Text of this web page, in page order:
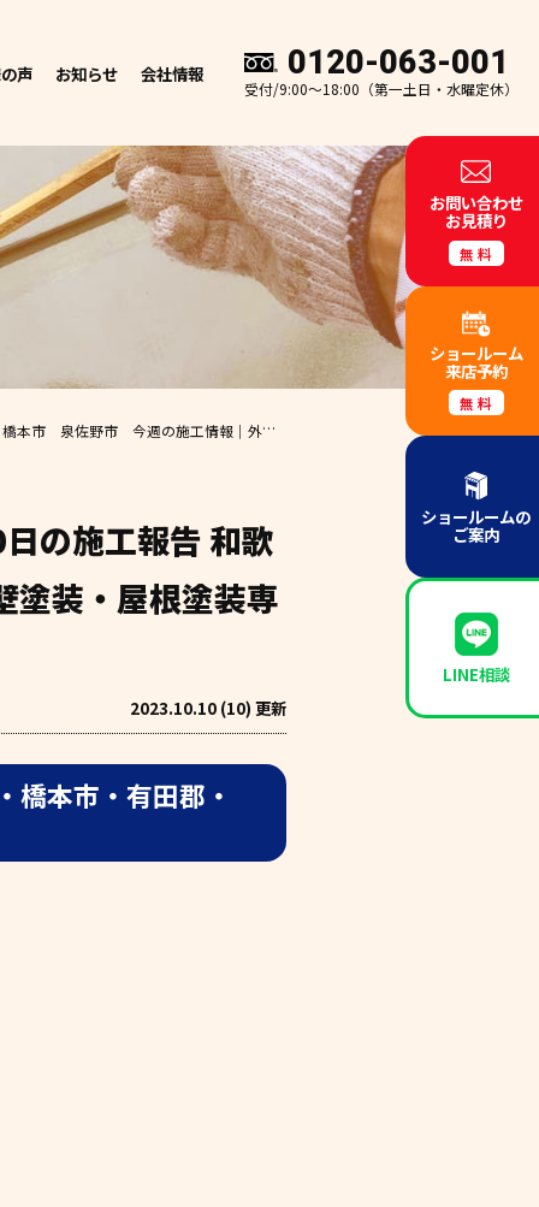
声 お知らせ 会社情報 0120-063-001
受付/9:00～18:00（第一土日・水曜定休）
情報｜外壁塗装・屋根塗装専門店エースペイント
の施工報告 和歌
装・屋根塗装専
2023.10.10 (10) 更新
橋本市・有田郡・
お問い合わせ
お見積り
無料
ショールーム
来店予約
無料
ショールームの
ご案内
LINE相談